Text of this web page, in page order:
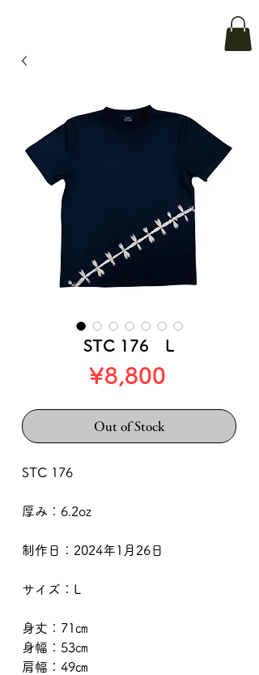
STC 176 L
¥8,800Price
Out of Stock
STC 176
厚み：6.2oz
制作日：2024年1月26日
サイズ：L
身丈：71㎝
身幅：53㎝
肩幅：49㎝